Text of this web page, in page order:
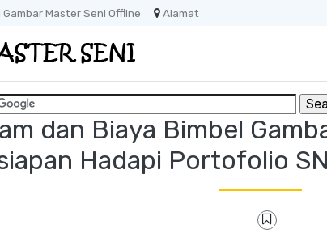
Gambar Master Seni Offline Alamat
dan Biaya Bimbel
Hadapi Portofolio